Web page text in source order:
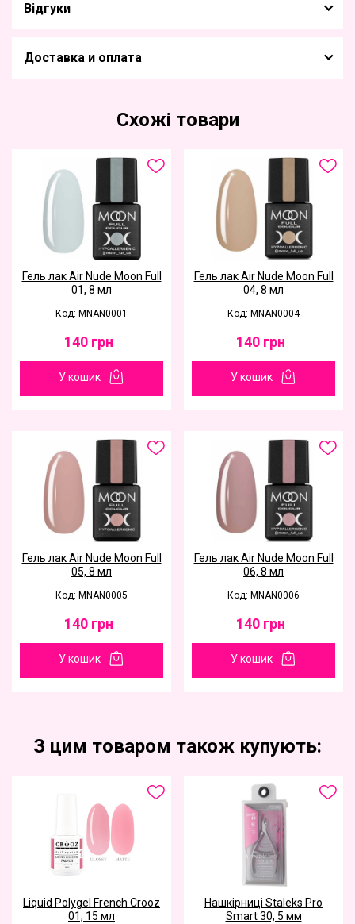
Відгуки
Доставка и оплата
Схожі товари
Гель лак Air Nude Moon Full
01, 8 мл
Код: MNAN0001
140 грн
У кошик
Гель лак Air Nude Moon Full
04, 8 мл
Код: MNAN0004
140 грн
У кошик
Гель лак Air Nude Moon Full
05, 8 мл
Код: MNAN0005
140 грн
У кошик
Гель лак Air Nude Moon Full
06, 8 мл
Код: MNAN0006
140 грн
У кошик
З цим товаром також купують:
Liquid Polygel French Crooz
01, 15 мл
Нашкірниці Staleks Pro
Smart 30, 5 мм